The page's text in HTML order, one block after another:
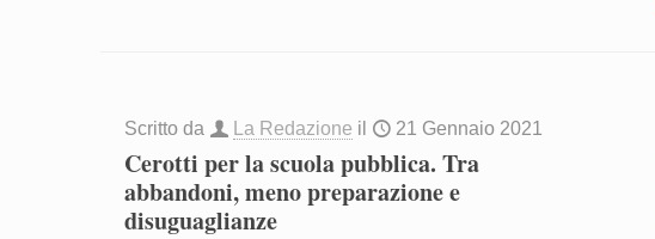
Scritto da La Redazione il 21 Gennaio 2021
Cerotti per la scuola pubblica. Tra
abbandoni, meno preparazione e
disuguaglianze